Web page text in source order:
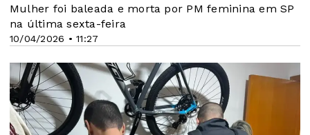
10/04/2026 • 11:27
Mulher foi baleada e morta por PM feminina em SP
na última sexta-feira